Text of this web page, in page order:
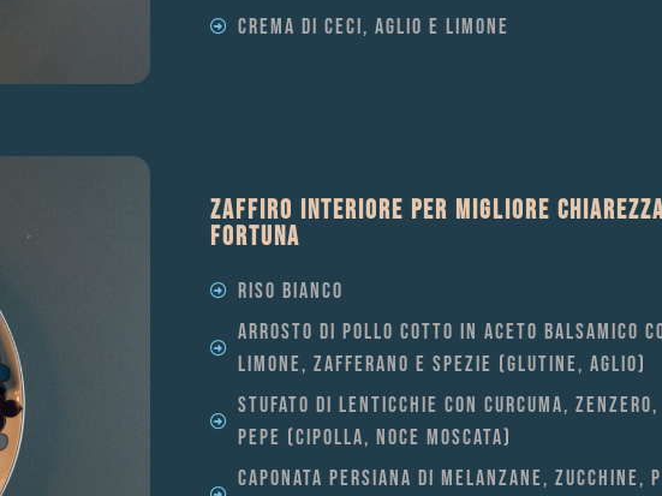
CREMA DI CECI, AGLIO E LIMONE
ZAFFIRO INTERIORE PER MIGLIORE
FORTUNA
RISO BIANCO
ARROSTO DI POLLO COTTO IN ACETO BALSAMICO
LIMONE, ZAFFERANO E SPEZIE (GLUTINE, AGLIO)
STUFATO DI LENTICCHIE CON CURCUMA, ZENZERO,
PEPE (CIPOLLA, NOCE MOSCATA)
CAPONATA PERSIANA DI MELANZANE, ZUCCHINE,